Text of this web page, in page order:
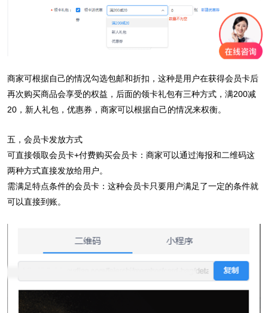
商家可根据自己的情况勾选包邮和折扣，这种是用户在获得会员卡后
再次购买商品会享受的权益，后面的领卡礼包有三种方式，满200减
20，新人礼包，优惠券，商家可以根据自己的情况来权衡。
五，会员卡发放方式
可直接领取会员卡+付费购买会员卡：商家可以通过海报和二维码这
两种方式直接发放给用户。
需满足特点条件的会员卡：这种会员卡只要用户满足了一定的条件就
可以直接到账。